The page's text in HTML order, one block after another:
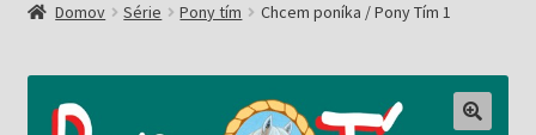
Predplatné
Domov Série Pony tím Chcem poníka / Pony Tím 1